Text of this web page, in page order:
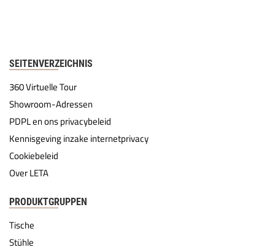
SEITENVERZEICHNIS
360 Virtuelle Tour
Showroom-Adressen
PDPL en ons privacybeleid
Kennisgeving inzake internetprivacy
Cookiebeleid
Over LETA
PRODUKTGRUPPEN
Tische
Stühle